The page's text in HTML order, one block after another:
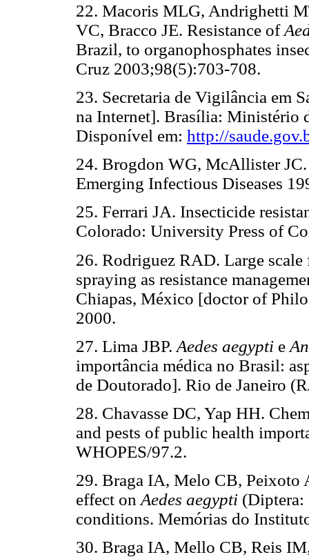
22. Macoris MLG, Andrighetti
VC, Bracco JE. Resistance of
Brazil, to organophosphates
Cruz 2003;98(5):703-708.
23. Secretaria de Vigilância em
na Internet]. Brasília: Ministério
Disponível em: http://
24. Brogdon WG, McAllister
Emerging Infectious Diseases
25. Ferrari JA. Insecticide
Colorado: University Press of
26. Rodriguez RAD. Large
spraying as resistance
Chiapas, México [doctor of
2000.
27. Lima JBP. Aedes aegypti e
importância médica no Brasil:
de Doutorado]. Rio de Janeiro
28. Chavasse DC, Yap HH.
and pests of public health
WHOPES/97.2.
29. Braga IA, Melo CB, Peixoto
effect on Aedes aegypti (Diptera:
conditions. Memórias do
30. Braga IA, Mello CB, Reis